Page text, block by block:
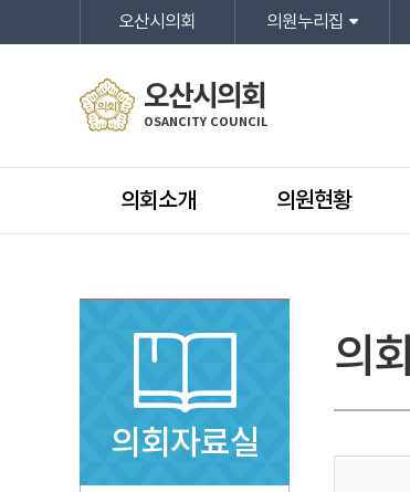
오산시의회 의원누리집
오산시의회
OSANCITY COUNCIL
의회소개 의원현황
의회자료실
의